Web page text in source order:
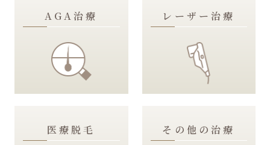
AGA治療 レーザー治療
医療脱⽑ その他の治療